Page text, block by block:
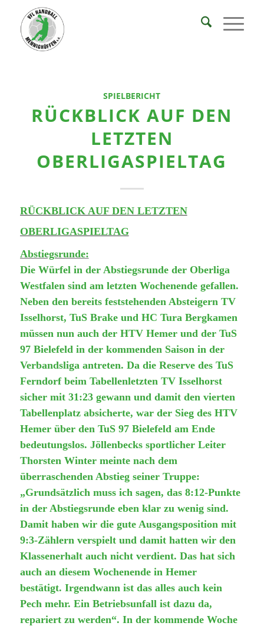
SPIELBERICHT
RÜCKBLICK AUF DEN
LETZTEN
OBERLIGASPIELTAG
RÜCKBLICK AUF DEN LETZTEN
OBERLIGASPIELTAG
Abstiegsrunde:
Die Würfel in der Abstiegsrunde der Oberliga
Westfalen sind am letzten Wochenende gefallen.
Neben den bereits feststehenden Absteigern TV
Isselhorst, TuS Brake und HC Tura Bergkamen
müssen nun auch der HTV Hemer und der TuS
97 Bielefeld in der kommenden Saison in der
Verbandsliga antreten. Da die Reserve des TuS
Ferndorf beim Tabellenletzten TV Isselhorst
sicher mit 31:23 gewann und damit den vierten
Tabellenplatz absicherte, war der Sieg des HTV
Hemer über den TuS 97 Bielefeld am Ende
bedeutungslos. Jöllenbecks sportlicher Leiter
Thorsten Winter meinte nach dem
überraschenden Abstieg seiner Truppe:
„Grundsätzlich muss ich sagen, das 8:12-Punkte
in der Abstiegsrunde eben klar zu wenig sind.
Damit haben wir die gute Ausgangsposition mit
9:3-Zählern verspielt und damit hatten wir den
Klassenerhalt auch nicht verdient. Das hat sich
auch an diesem Wochenende in Hemer
bestätigt. Irgendwann ist das alles auch kein
Pech mehr. Ein Betriebsunfall ist dazu da,
repariert zu werden“. In der kommende Woche